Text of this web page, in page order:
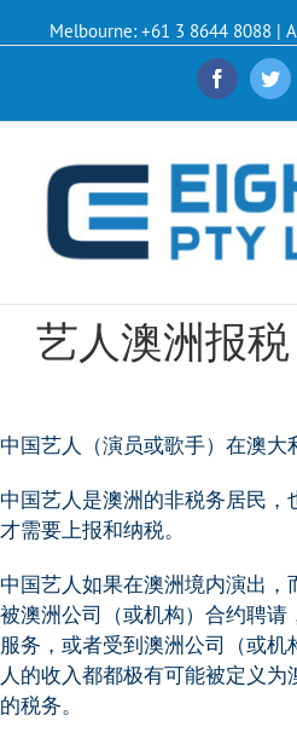
Melbourne: +61 3 8644 8088 |
Facebook
艺人澳洲报税
中国艺人（演员或歌手）在澳大
中国艺人是澳洲的非税务居民
才需要上报和纳税。
中国艺人如果在澳洲境内演出，
被澳洲公司（或机构）合约聘
服务，或者受到澳洲公司（或
人的收入都都极有可能被定义
的税务。